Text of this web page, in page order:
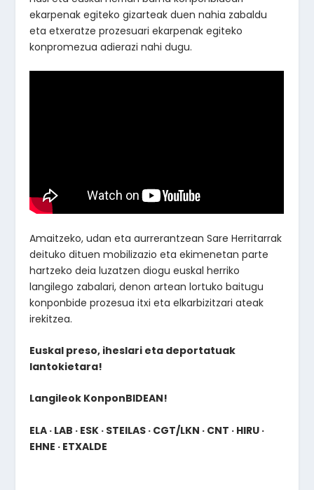
ekarpenak egiteko gizarteak duen nahia zabaldu
eta etxeratze prozesuari ekarpenak egiteko
konpromezua adierazi nahi dugu.
Amaitzeko, udan eta aurrerantzean Sare Herritarrak
deituko dituen mobilizazio eta ekimenetan parte
hartzeko deia luzatzen diogu euskal herriko
langilego zabalari, denon artean lortuko baitugu
konponbide prozesua itxi eta elkarbizitzari ateak
irekitzea.
Euskal preso, iheslari eta deportatuak
lantokietara!
Langileok KonponBIDEAN!
ELA · LAB · ESK · STEILAS · CGT/LKN · CNT · HIRU ·
EHNE · ETXALDE